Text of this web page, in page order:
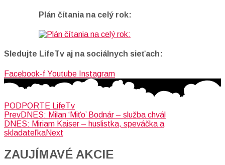
Plán čítania na celý rok:
Sledujte LifeTv aj na sociálnych sieťach:
Facebook-f Youtube Instagram
PODPORTE LifeTv
PrevDNES: Milan ‘Miťo’ Bodnár – služba chvál
DNES: Miriam Kaiser – huslistka, speváčka a
skladateľkaNext
ZAUJÍMAVÉ AKCIE​